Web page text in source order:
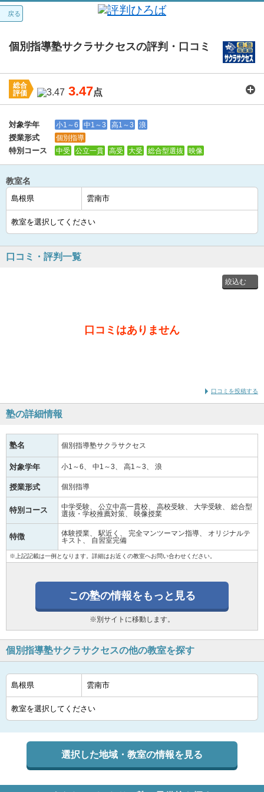
戻る
個別指導塾サクラサクセスの評判・口コミ
総合
評価
3.47点
講師：3.6 カリキュラム：3.6 周りの環境：3.6
対象学年
小1～6 中1～3 高1～3 浪
授業形式 個別指導
特別コース 中受 公立一貫 高受 大受 総合型選抜 映像
教室名
口コミ・評判一覧
口コミはありません
口コミを投稿する
塾の詳細情報
塾名 個別指導塾サクラサクセス
対象学年 小1～6 中1～3 高1～3 浪
授業形式 個別指導
特別コース 中学受験 公立中高一貫校 高校受験 大学受験
総合型
選抜・学校推薦対策
映像授業
特徴 体験授業 駅近く 完全マンツーマン指導
オリジナルテ
キスト
自習室完備
※上記記載は一例となります。詳細はお近くの教室へお問い合わせください。
この塾の情報をもっと見る
※別サイトに移動します。
個別指導塾サクラサクセスの他の教室を探す
選択した地域・教室の情報を見る